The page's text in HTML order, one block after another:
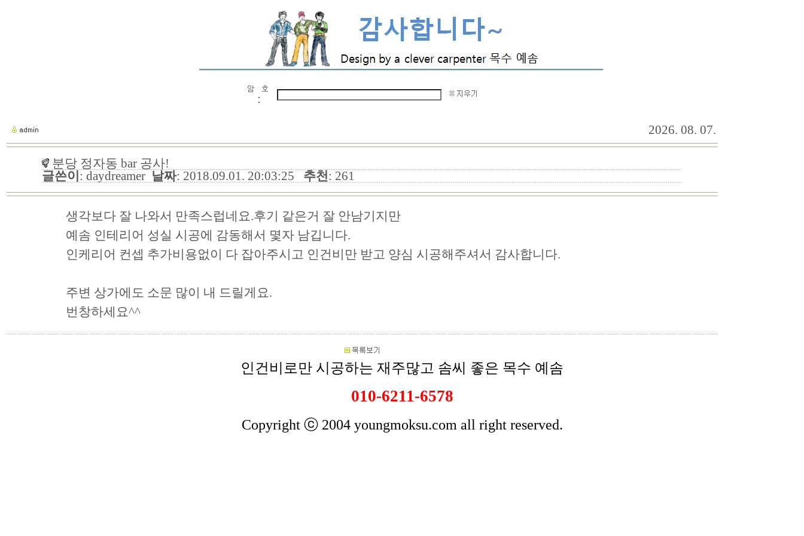
:
2026. 08. 07.
분당 정자동 bar 공사!
글쓴이 : daydreamer 날짜: 2018.09.01. 20:03:25 추천: 261
생각보다 잘 나와서 만족스럽네요.후기 같은거 잘 안남기지만
예솜 인테리어 성실 시공에 감동해서 몇자 남깁니다.
인케리어 컨셉 추가비용없이 다 잡아주시고 인건비만 받고 양심 시공해주셔서 감사합니다.
주변 상가에도 소문 많이 내 드릴게요.
번창하세요^^
인건비로만 시공하는 재주많고 솜씨 좋은 목수 예솜
010-6211-6578
Copyright ⓒ 2004 youngmoksu.com all right reserved.